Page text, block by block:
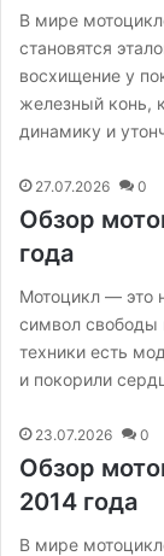
В мире
становятся
восхищение у
железный конь,
динамику и
27.07.2026 0
Обзор
года
Мотоцикл — это
символ свободы
техники есть
и покорили
23.07.2026 0
Обзор
2014 года
В мире